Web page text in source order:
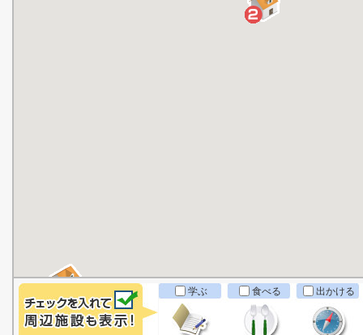
学ぶ 食べる 出かける